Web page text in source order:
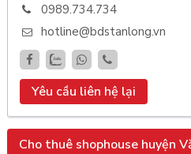
0989.734.734
hotline@bdstanlong.vn
Yêu cầu liên hệ lại
Cho thuê shophouse huyện